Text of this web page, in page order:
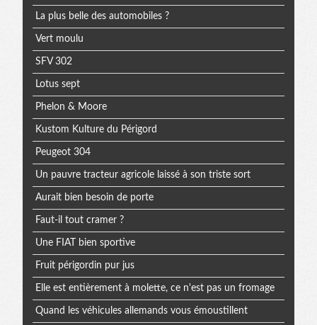
La plus belle des automobiles ?
Vert moulu
SFV 302
Lotus sept
Phelon & Moore
Kustom Kulture du Périgord
Peugeot 304
Un pauvre tracteur agricole laissé à son triste sort
Aurait bien besoin de porte
Faut-il tout cramer ?
Une FIAT bien sportive
Fruit périgordin pur jus
Elle est entièrement à molette, ce n'est pas un fromage
Quand les véhicules allemands vous émoustillent